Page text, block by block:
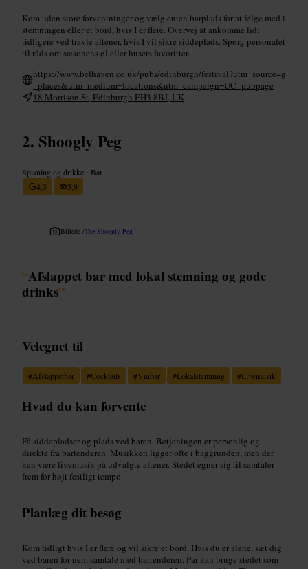
Kom uden store forventninger og vælg enten barplads for at følge med i
stemningen eller et bord, hvis I er flere. Overvej at ankomme lidt
tidligere ved travle aftener, hvis I vil sikre siddeplads. Spørg personalet
til råds om sæsonens øl eller husets favoritter.
https://www.belhaven.co.uk/pubs/edinburgh/festival?utm_source=g
_places&utm_medium=locations&utm_campaign=UC_pubpage
18 Morrison St, Edinburgh EH3 8BJ, UK
Shoogly Peg
Spisning og drikke • Bar
4,3
3,9
Billede /The Shoogly Peg
“Afslappet bar med lokal stemning og gode
drinks”
Velegnet til
#Afslappetbar #Cocktails #Vinbar #Lokalstemning #Livemusik
Hvad du kan forvente
Få siddepladser og plads ved baren. Betjeningen er personlig og
direkte fra bartenderen. Musikken ligger ofte i baggrunden, men der
kan være livemusik på udvalgte aftener. Stedet egner sig til samtaler
frem for højt festligt tempo.
Planlæg dit besøg
Kom tidligt hvis I er flere og vil sikre et bord. Hvis du er alene, sæt dig
ved baren for nem samtale med bartenderen. Par kan bruge stedet som